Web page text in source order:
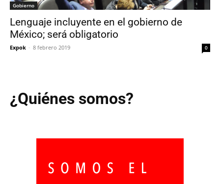
Gobierno
Lenguaje incluyente en el gobierno de
México; será obligatorio
Expok - 8 febrero 2019 0
¿Quiénes somos?